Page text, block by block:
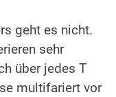
geht es nicht.
sehr
über jedes T
multifariert vor